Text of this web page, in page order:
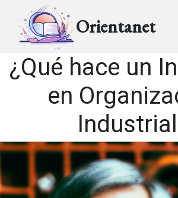
Orientanet
¿Qué hace un
en